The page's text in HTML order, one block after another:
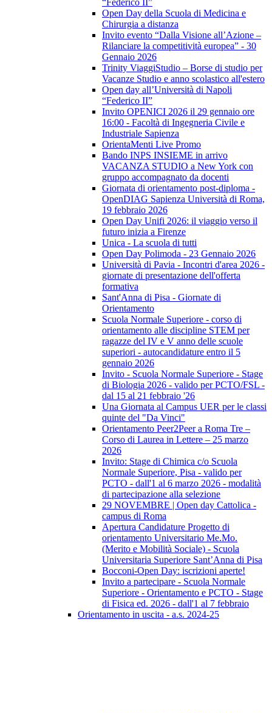
“Federico II”
Open Day della Scuola di Medicina e
Chirurgia a distanza
Invito evento “Dalla Visione all’Azione –
Rilanciare la competitività europea” - 30
Gennaio 2026
Trinity ViaggiStudio – Borse di studio per
Vacanze Studio e anno scolastico all'estero
Open day all’Università di Napoli
“Federico II”
Invito OPENICI 2026 il 29 gennaio ore
16:00 - Facoltà di Ingegneria Civile e
Industriale Sapienza
OrientaMenti Live Promo
Bando INPS INSIEME in arrivo
VACANZA STUDIO a New York con
gruppo accompagnato da docenti
Giornata di orientamento post-diploma -
OpenDIAG Sapienza Università di Roma,
19 febbraio 2026
Open Day Unifi 2026: il viaggio verso il
futuro inizia a Firenze
Unica - La scuola di tutti
Open Day Polimoda - 23 Gennaio 2026
Università di Pavia - Incontri d'area 2026 -
giornate di presentazione dell'offerta
formativa
Sant'Anna di Pisa - Giornate di
Orientamento
Scuola Normale Superiore - corso di
orientamento alle discipline STEM per
ragazze del IV e V anno delle scuole
superiori - autocandidature entro il 5
gennaio 2026
Invito - Scuola Normale Superiore - Stage
di Biologia 2026 - valido per PCTO/FSL -
dal 15 al 21 febbraio '26
Una Giornata al Campus UER per le classi
quinte del "Da Vinci"
Orientamento Peer2Peer a Roma Tre –
Corso di Laurea in Lettere – 25 marzo
2026
Invito: Stage di Chimica c/o Scuola
Normale Superiore, Pisa - valido per
PCTO - dall'1 al 6 marzo 2026 - modalità
di partecipazione alla selezione
29 NOVEMBRE | Open day Cattolica -
campus di Roma
Apertura Candidature Progetto di
orientamento Universitario Me.Mo.
(Merito e Mobilità Sociale) - Scuola
Universitaria Superiore Sant’Anna di Pisa
Bocconi-Open Day: iscrizioni aperte!
Invito a partecipare - Scuola Normale
Superiore - Orientamento e PCTO - Stage
di Fisica ed. 2026 - dall'1 al 7 febbraio
Orientamento in uscita - a.s. 2024-25